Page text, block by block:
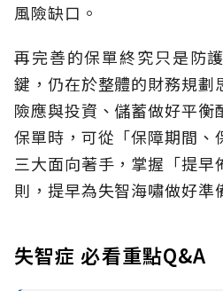
風險缺口。
再完善的保單終究只是防
鍵，仍在於整體的財務規劃
險應與投資、儲蓄做好平衡
保單時，可從「保障期間、
三大面向著手，掌握「提早
則，提早為失智海嘯做好準
失智症 必看重點Q&A